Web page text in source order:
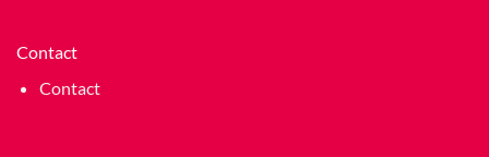
Contact
Contact